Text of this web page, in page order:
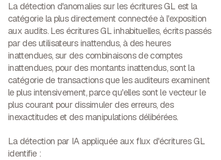
La détection d'anomalies sur les écritures GL est la
catégorie la plus directement connectée à l'exposition
aux audits. Les écritures GL inhabituelles, écrits passés
par des utilisateurs inattendus, à des heures
inattendues, sur des combinaisons de comptes
inattendues, pour des montants inattendus, sont la
catégorie de transactions que les auditeurs examinent
le plus intensivement, parce qu'elles sont le vecteur le
plus courant pour dissimuler des erreurs, des
inexactitudes et des manipulations délibérées.
La détection par IA appliquée aux flux d'écritures GL
identifie :